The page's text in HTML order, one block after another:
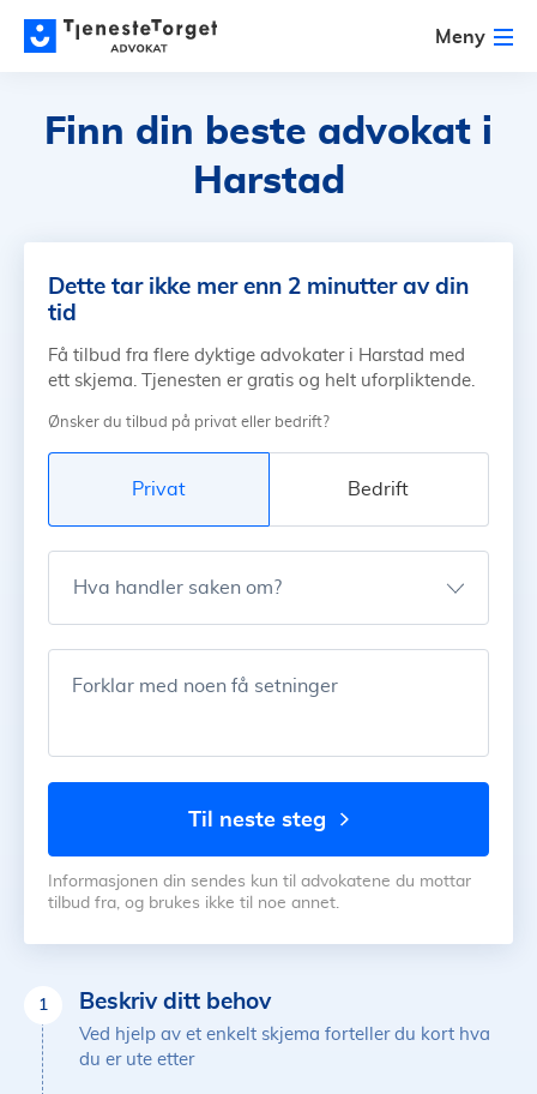
Meny
Finn din beste advokat i
Harstad
Dette tar ikke mer enn 2 minutter av din
tid
Få tilbud fra flere dyktige advokater i Harstad med
ett skjema. Tjenesten er gratis og helt uforpliktende.
Ønsker du tilbud på privat eller bedrift?
Privat Bedrift
Hva handler saken om?
Forklar med noen få setninger
til neste steg
Informasjonen din sendes kun til advokatene du mottar
tilbud fra, og brukes ikke til noe annet.
1 Beskriv ditt behov
Ved hjelp av et enkelt skjema forteller du kort hva
du er ute etter